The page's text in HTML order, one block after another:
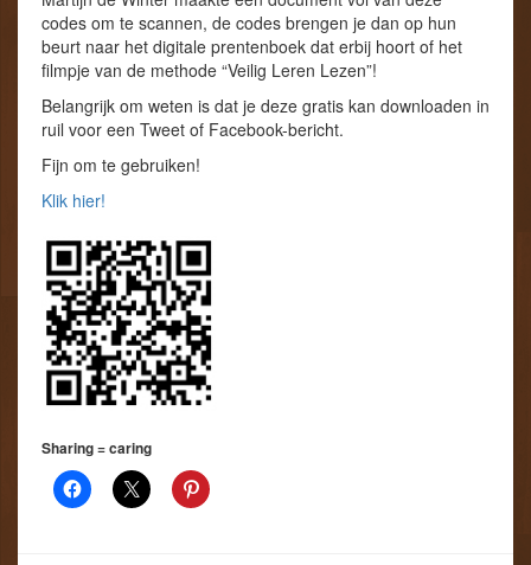
codes om te scannen, de codes brengen je dan op hun
beurt naar het digitale prentenboek dat erbij hoort of het
filmpje van de methode “Veilig Leren Lezen”!
Belangrijk om weten is dat je deze gratis kan downloaden in
ruil voor een Tweet of Facebook-bericht.
Fijn om te gebruiken!
Klik hier!
Sharing = caring